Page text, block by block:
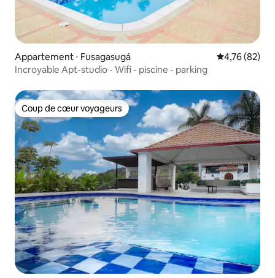
Appartement ⋅ Fusagasugá Évaluation
4,76 (82)
Incroyable Apt-studio - Wifi - piscine - parking
Coup de cœur voyageurs
Coup de cœur voyageurs